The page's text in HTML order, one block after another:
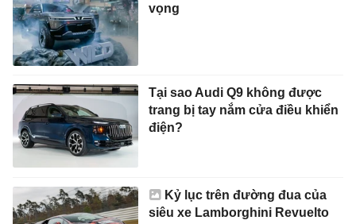
vọng
Tại sao Audi Q9 không được
trang bị tay nắm cửa điều khiển
điện?
Kỷ lục trên đường đua của
siêu xe Lamborghini Revuelto